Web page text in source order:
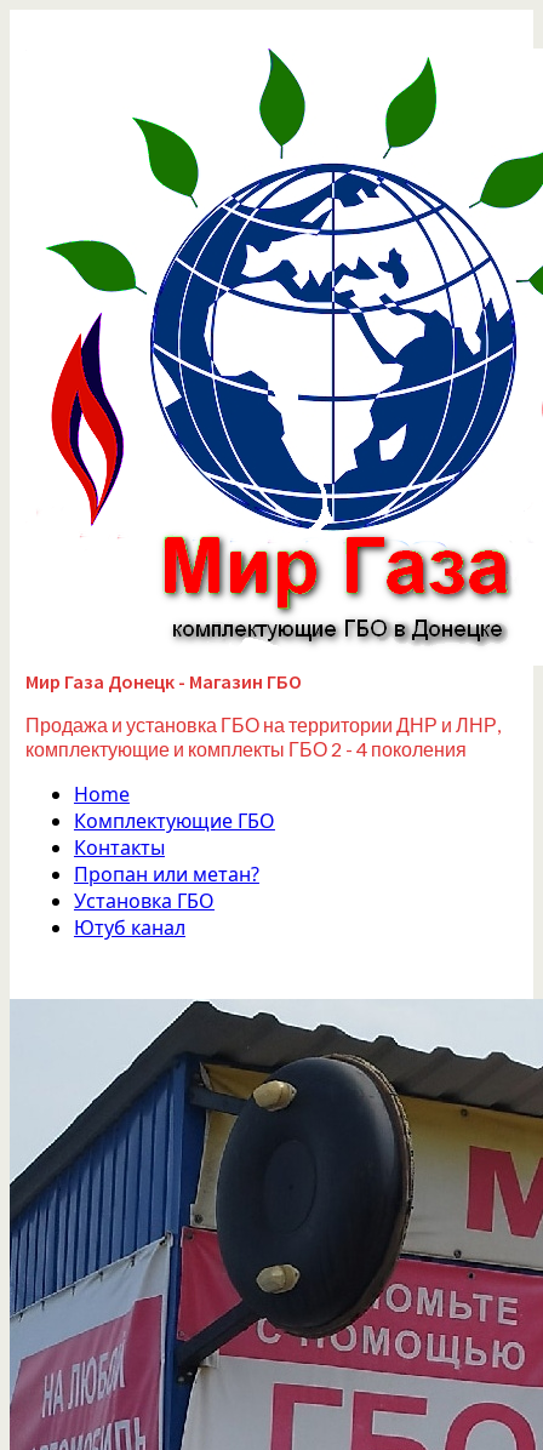
Мир Газа Донецк - Магазин ГБО
Продажа и установка ГБО на территории ДНР и ЛНР,
комплектующие и комплекты ГБО 2 - 4 поколения
Home
Комплектующие ГБО
Контакты
Пропан или метан?
Установка ГБО
Ютуб канал